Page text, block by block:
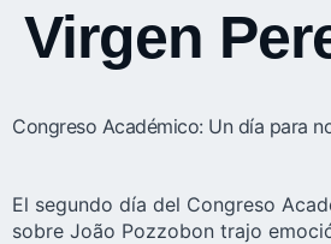
Virgen
Congreso Académico: Un día para
El segundo día del Congreso
sobre João Pozzobon trajo